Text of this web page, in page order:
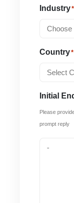
Industry*
Country*
Initial
Please
prompt reply